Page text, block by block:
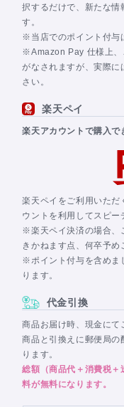
択するだけで、新たな情
す。
※当店でのポイント付与
※Amazon Pay 仕様上、
がなされますが、実際
さい。
楽天ペイ
楽天アカウントで購入で
楽天ペイをご利用いただ
ウントを利用してスピー
※楽天ペイ決済の場合、
きかねます点、何卒予め
※ポイント付与を含めま
ります。
代金引換
商品お届け時、現金にて
商品と引換えに郵便局の
ります。
総額（商品代＋消費税
料が無料になります。